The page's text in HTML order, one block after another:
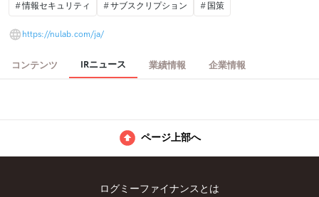
情報セキュリティ
サブスクリプション 国策
https://nulab.com/ja/
コンテンツ IRニュース 業績情報 企業情報
ページ上部へ
ログミーファイナンスとは